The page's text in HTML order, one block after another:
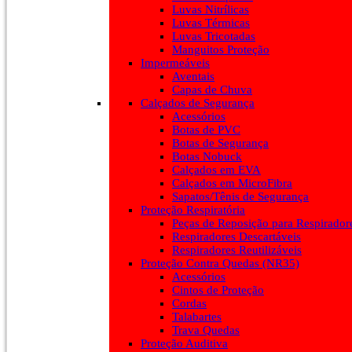
Luvas Nitrílicas
Luvas Térmicas
Luvas Tricotadas
Manguitos Proteção
Impermeáveis
Aventais
Capas de Chuva
Calçados de Segurança
Acessórios
Botas de PVC
Botas de Segurança
Botas Nobuck
Calçados em EVA
Calçados em MicroFibra
Sapatos/Tênis de Segurança
Proteção Respiratória
Peças de Reposição para
Respiradores Descartáveis
Respiradores Reutilizáveis
Proteção Contra Quedas (NR35)
Acessórios
Cintos de Proteção
Cordas
Talabartes
Trava Quedas
Proteção Auditiva